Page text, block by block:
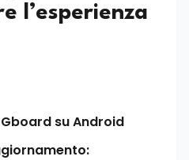
l’esperienza
su Android